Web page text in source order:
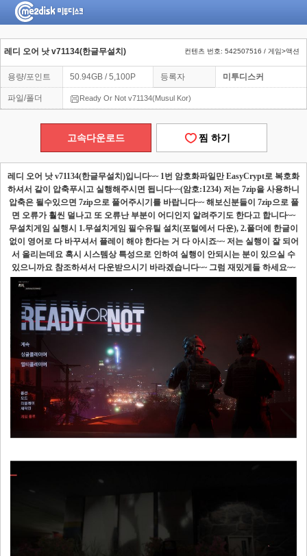
레디 오어 낫 v71134(한글무설치) 컨텐츠 번호: 542507516 / 게임>액션
용량/포인트 50.94GB / 5,100P 등록자 미투디스커
파일/폴더 Ready Or Not v71134(Musul Kor)
고속다운로드 찜 하기
레디 오어 낫v71134(한글무설치 )입니다~~ 1번 암호화파일만EasyCrypt로 복호화
하셔서 같이 압축푸시고 실행해주시면 됩니다~~(암호:1234) 저는 7zip을 사용하니
압축은 될수있으면 7zip으로 풀어주시기를 바랍니다~~ 해보신분들이 7zip으로 풀
면 오류가 훨씬 덜나고 또 오류난 부분이 어디인지 알려주기도 한다고 합니다~~
무설치게임 실행시 1.무설치게임 필수유틸 설치 (포털에서 다운), 2.폴더에 한글이
없이 영어로 다 바꾸셔서 플레이 해야 한다는 거 다 아시죠~~ 저는 실행이 잘 되어
서 올리는데요 혹시 시스템상 특성으로 인하여 실행이 안되시는 분이 있으실 수
있으니까요 참조하셔서 다운받으시기 바라겠습니다~~ 그럼 재밌게들 하세요~~